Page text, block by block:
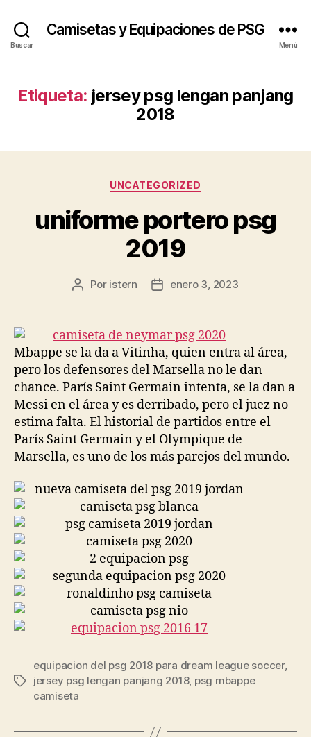
Buscar
Camisetas y Equipaciones de PSG
Menú
Etiqueta: jersey psg lengan panjang
2018
Categorías
UNCATEGORIZED
uniforme portero psg
2019
Autor
entrada
Por istern
Fecha
entrada
enero 3, 2023
Mbappe se la da a Vitinha, quien entra al área,
pero los defensores del Marsella no le dan
chance. París Saint Germain intenta, se la dan a
Messi en el área y es derribado, pero el juez no
estima falta. El historial de partidos entre el
París Saint Germain y el Olympique de
Marsella, es uno de los más parejos del mundo.
Etiquetas
equipacion del psg 2018 para dream league soccer,
jersey psg lengan panjang 2018, psg mbappe
camiseta